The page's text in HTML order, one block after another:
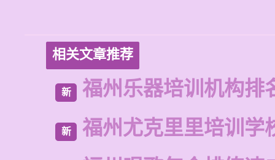
相关文章推荐
新 福州乐器培训机构排
新
福州尤克里里培训学